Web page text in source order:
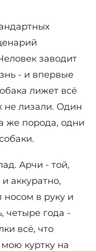
заводит
- и впервые
лижет всё
лизали. Один
же порода, одни
Арчи - той,
аккуратно,
носом в руку и
четыре года -
всё, что
куртку на